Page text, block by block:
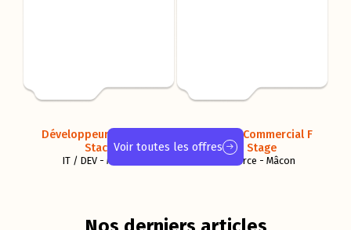
Développeur F / H Full
Stack
IT / DEV - Mâcon
Assistant Commercial F
/ H Stage
Commerce - Mâcon
Voir toutes les offres